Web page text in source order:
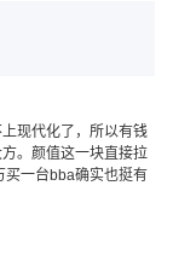
现代化了，所以有钱
。颜值这一块直接拉
买一台bba确实也挺有